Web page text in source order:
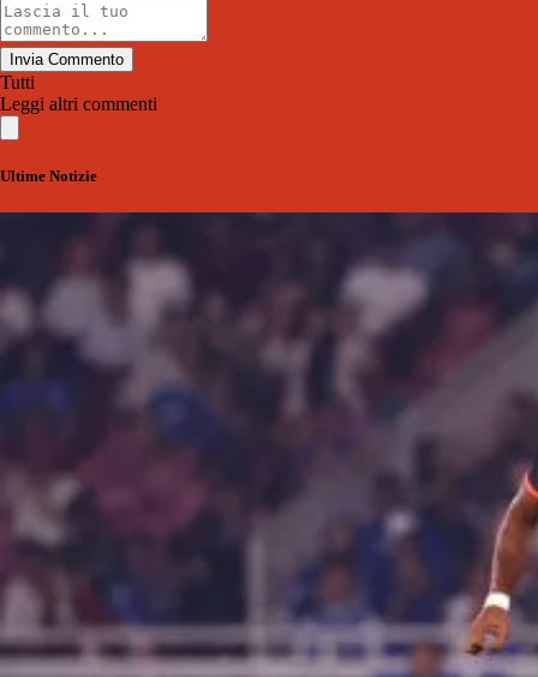
Invia Commento
Tutti
Leggi altri commenti
Ultime Notizie